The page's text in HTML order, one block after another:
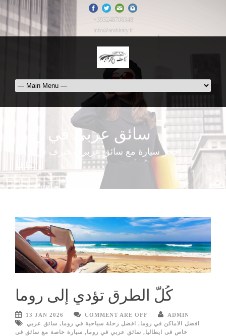
+393248708348
info@arabitaly.it
سائق عربي في روما
احجز سيارة مع سائق عربي محترف في روما
وايطاليا
كُلّ الطرق تؤدي إلى روما
13 JAN 2026 COMMENT ARE OFF
ADMIN
افضل الاماكن في روما, افضل رحلة سياحية في روما, سائق عربي
خاص فى ايطاليا, سائق عربي في روما, سيارة خاصة مع سائق فى